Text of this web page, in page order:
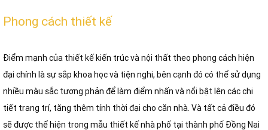
Phong cách thiết kế
Điểm mạnh của thiết kế kiến trúc và nội thất theo phong cách hiện
đại chính là sự sắp khoa học và tiện nghi, bên cạnh đó có thể sử dụng
nhiều màu sắc tương phản để làm điểm nhấn và nổi bật lên các chi
tiết trang trí, tăng thêm tính thời đại cho căn nhà. Và tất cả điều đó
sẽ được thể hiện trong mẫu thiết kế nhà phố tại thành phố Đồng Nai